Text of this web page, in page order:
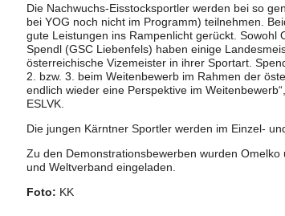
Die Nachwuchs-Eisstocksportler werden bei so
bei YOG noch nicht im Programm) teilnehmen.
gute Leistungen ins Rampenlicht gerückt. Sowohl
Spendl (GSC Liebenfels) haben einige
österreichische Vizemeister in ihrer Sportart.
2. bzw. 3. beim Weitenbewerb im Rahmen der
endlich wieder eine Perspektive im
ESLVK.
Die jungen Kärntner Sportler werden im Einzel-
Zu den Demonstrationsbewerben wurden
und Weltverband eingeladen.
Foto: KK